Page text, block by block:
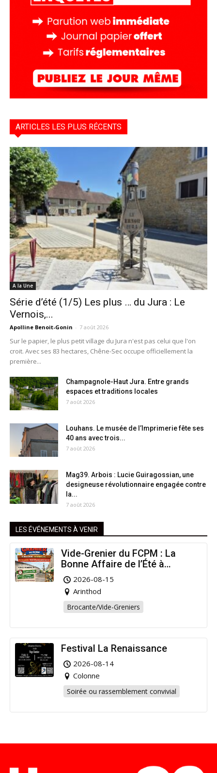
ARTICLES LES PLUS RÉCENTS
A la Une
Série d’été (1/5) Les plus … du Jura : Le
Vernois,...
Apolline Benoit-Gonin - 7 août 2026
Sur le papier, le plus petit village du Jura n'est pas celui que l'on
croit. Avec ses 83 hectares, Chêne-Sec occupe officiellement la
première...
Champagnole-Haut Jura. Entre grands
espaces et traditions locales
7 août 2026
Louhans. Le musée de l’Imprimerie fête ses
40 ans avec trois...
7 août 2026
Mag39. Arbois : Lucie Guiragossian, une
designeuse révolutionnaire engagée contre
la...
7 août 2026
LES ÉVÉNEMENTS À VENIR
Vide-Grenier du FCPM : La
Bonne Affaire de l’Été à
Arinthod !
2026-08-15
Arinthod
Brocante/Vide-Greniers
Festival La Renaissance
2026-08-14
Colonne
Soirée ou rassemblement convivial